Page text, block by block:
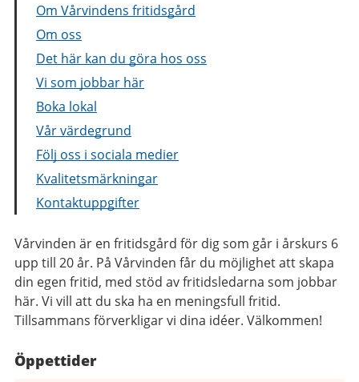
Om Vårvindens fritidsgård
Om oss
Det här kan du göra hos oss
Vi som jobbar här
Boka lokal
Vår värdegrund
Följ oss i sociala medier
Kvalitetsmärkningar
Kontaktuppgifter
Vårvinden är en fritidsgård för dig som går i årskurs 6
upp till 20 år. På Vårvinden får du möjlighet att skapa
din egen fritid, med stöd av fritidsledarna som jobbar
här. Vi vill att du ska ha en meningsfull fritid.
Tillsammans förverkligar vi dina idéer. Välkommen!
Öppettider